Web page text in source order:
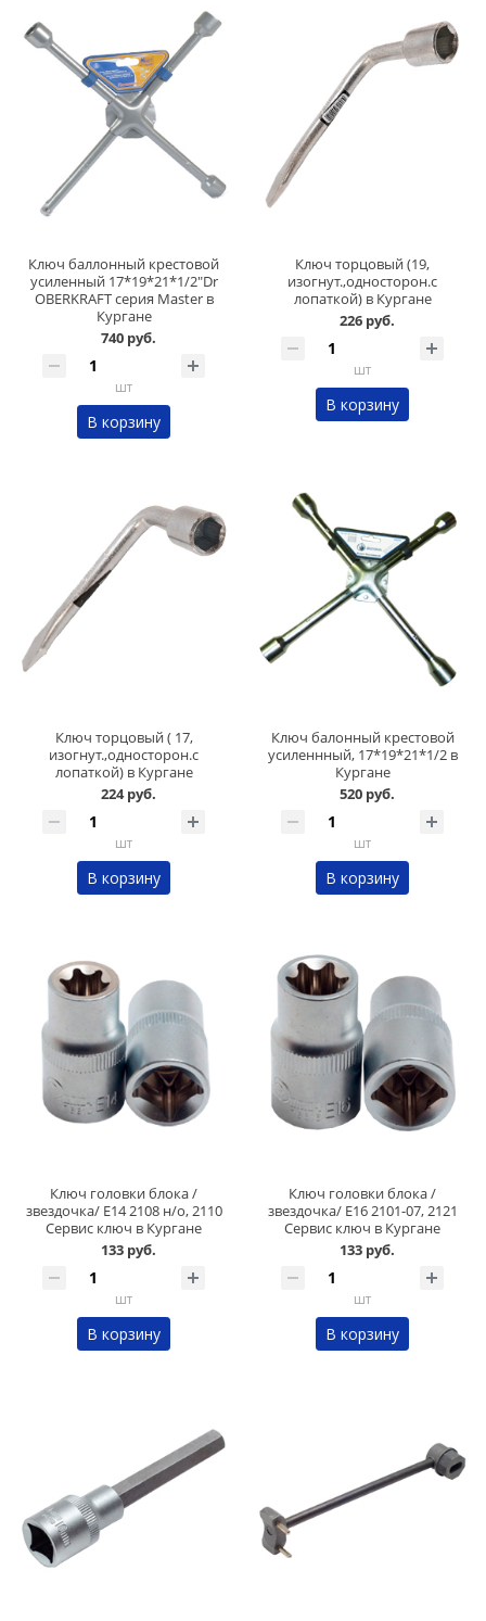
Ключ баллонный крестовой
усиленный 17*19*21*1/2"Dr
OBERKRAFT серия Master в
Кургане
740 руб.
шт
В корзину
Ключ торцовый (19,
изогнут.,односторон.с
лопаткой) в Кургане
226 руб.
шт
В корзину
Ключ торцовый ( 17,
изогнут.,односторон.с
лопаткой) в Кургане
224 руб.
шт
В корзину
Ключ балонный крестовой
усиленнный, 17*19*21*1/2 в
Кургане
520 руб.
шт
В корзину
Ключ головки блока /
звездочка/ Е14 2108 н/о, 2110
Сервис ключ в Кургане
133 руб.
шт
В корзину
Ключ головки блока /
звездочка/ Е16 2101-07, 2121
Сервис ключ в Кургане
133 руб.
шт
В корзину